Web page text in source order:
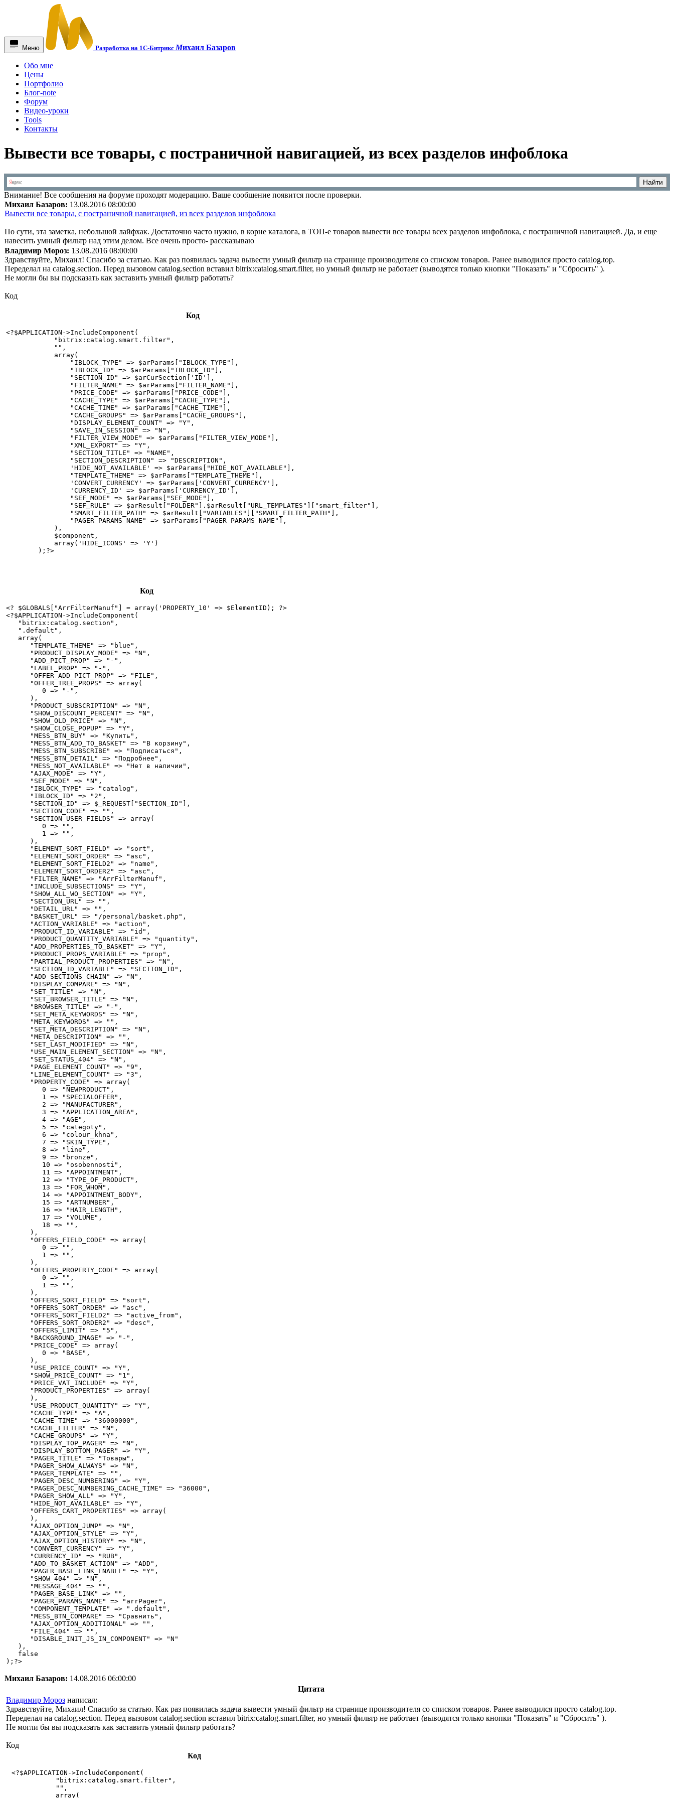
Меню Разработка на 1С-БитриксМихаил Базаров
Обо мне
Цены
Портфолио
Блог-note
Форум
Видео-уроки
Tools
Контакты
Вывести все товары, с постраничной навигацией, из всех разделов инфоблока
Внимание! Все сообщения на форуме проходят модерацию. Ваше сообщение появится после проверки.
Михаил Базаров: 13.08.2016 08:00:00
Вывести все товары, с постраничной навигацией, из всех разделов инфоблока
По сути, эта заметка, небольшой лайфхак. Достаточно часто нужно, в корне каталога, в ТОП-е товаров вывести все товары всех разделов инфоблока, с постраничной навигацией. Да, и еще
навесить умный фильтр над этим делом. Все очень просто- рассказываю
Владимир Мороз: 13.08.2016 08:00:00
Здравствуйте, Михаил! Спасибо за статью. Как раз появилась задача вывести умный фильтр на странице производителя со списком товаров. Ранее выводился просто catalog.top.
Переделал на сatalog.section. Перед вызовом сatalog.section вставил bitrix:catalog.smart.filter, но умный фильтр не работает (выводятся только кнопки "Показать" и "Сбросить" ).
Не могли бы вы подсказать как заставить умный фильтр работать?
Код
Код
<?$APPLICATION->IncludeComponent(
"bitrix:catalog.smart.filter",
"",
array(
"IBLOCK_TYPE" => $arParams["IBLOCK_TYPE"],
"IBLOCK_ID" => $arParams["IBLOCK_ID"],
"SECTION_ID" => $arCurSection['ID'],
"FILTER_NAME" => $arParams["FILTER_NAME"],
"PRICE_CODE" => $arParams["PRICE_CODE"],
"CACHE_TYPE" => $arParams["CACHE_TYPE"],
"CACHE_TIME" => $arParams["CACHE_TIME"],
"CACHE_GROUPS" => $arParams["CACHE_GROUPS"],
"DISPLAY_ELEMENT_COUNT" => "Y",
"SAVE_IN_SESSION" => "N",
"FILTER_VIEW_MODE" => $arParams["FILTER_VIEW_MODE"],
"XML_EXPORT" => "Y",
"SECTION_TITLE" => "NAME",
"SECTION_DESCRIPTION" => "DESCRIPTION",
'HIDE_NOT_AVAILABLE' => $arParams["HIDE_NOT_AVAILABLE"],
"TEMPLATE_THEME" => $arParams["TEMPLATE_THEME"],
'CONVERT_CURRENCY' => $arParams['CONVERT_CURRENCY'],
'CURRENCY_ID' => $arParams['CURRENCY_ID'],
"SEF_MODE" => $arParams["SEF_MODE"],
"SEF_RULE" => $arResult["FOLDER"].$arResult["URL_TEMPLATES"]["smart_filter"],
"SMART_FILTER_PATH" => $arResult["VARIABLES"]["SMART_FILTER_PATH"],
"PAGER_PARAMS_NAME" => $arParams["PAGER_PARAMS_NAME"],
),
$component,
array('HIDE_ICONS' => 'Y')
);?>
Код
<? $GLOBALS["ArrFilterManuf"] = array('PROPERTY_10' => $ElementID); ?>
<?$APPLICATION->IncludeComponent(
"bitrix:catalog.section",
".default",
array(
"TEMPLATE_THEME" => "blue",
"PRODUCT_DISPLAY_MODE" => "N",
"ADD_PICT_PROP" => "-",
"LABEL_PROP" => "-",
"OFFER_ADD_PICT_PROP" => "FILE",
"OFFER_TREE_PROPS" => array(
0 => "-",
),
"PRODUCT_SUBSCRIPTION" => "N",
"SHOW_DISCOUNT_PERCENT" => "N",
"SHOW_OLD_PRICE" => "N",
"SHOW_CLOSE_POPUP" => "Y",
"MESS_BTN_BUY" => "Купить",
"MESS_BTN_ADD_TO_BASKET" => "В корзину",
"MESS_BTN_SUBSCRIBE" => "Подписаться",
"MESS_BTN_DETAIL" => "Подробнее",
"MESS_NOT_AVAILABLE" => "Нет в наличии",
"AJAX_MODE" => "Y",
"SEF_MODE" => "N",
"IBLOCK_TYPE" => "catalog",
"IBLOCK_ID" => "2",
"SECTION_ID" => $_REQUEST["SECTION_ID"],
"SECTION_CODE" => "",
"SECTION_USER_FIELDS" => array(
0 => "",
1 => "",
),
"ELEMENT_SORT_FIELD" => "sort",
"ELEMENT_SORT_ORDER" => "asc",
"ELEMENT_SORT_FIELD2" => "name",
"ELEMENT_SORT_ORDER2" => "asc",
"FILTER_NAME" => "ArrFilterManuf",
"INCLUDE_SUBSECTIONS" => "Y",
"SHOW_ALL_WO_SECTION" => "Y",
"SECTION_URL" => "",
"DETAIL_URL" => "",
"BASKET_URL" => "/personal/basket.php",
"ACTION_VARIABLE" => "action",
"PRODUCT_ID_VARIABLE" => "id",
"PRODUCT_QUANTITY_VARIABLE" => "quantity",
"ADD_PROPERTIES_TO_BASKET" => "Y",
"PRODUCT_PROPS_VARIABLE" => "prop",
"PARTIAL_PRODUCT_PROPERTIES" => "N",
"SECTION_ID_VARIABLE" => "SECTION_ID",
"ADD_SECTIONS_CHAIN" => "N",
"DISPLAY_COMPARE" => "N",
"SET_TITLE" => "N",
"SET_BROWSER_TITLE" => "N",
"BROWSER_TITLE" => "-",
"SET_META_KEYWORDS" => "N",
"META_KEYWORDS" => "",
"SET_META_DESCRIPTION" => "N",
"META_DESCRIPTION" => "",
"SET_LAST_MODIFIED" => "N",
"USE_MAIN_ELEMENT_SECTION" => "N",
"SET_STATUS_404" => "N",
"PAGE_ELEMENT_COUNT" => "9",
"LINE_ELEMENT_COUNT" => "3",
"PROPERTY_CODE" => array(
0 => "NEWPRODUCT",
1 => "SPECIALOFFER",
2 => "MANUFACTURER",
3 => "APPLICATION_AREA",
4 => "AGE",
5 => "categoty",
6 => "colour_khna",
7 => "SKIN_TYPE",
8 => "line",
9 => "bronze",
10 => "osobennosti",
11 => "APPOINTMENT",
12 => "TYPE_OF_PRODUCT",
13 => "FOR_WHOM",
14 => "APPOINTMENT_BODY",
15 => "ARTNUMBER",
16 => "HAIR_LENGTH",
17 => "VOLUME",
18 => "",
),
"OFFERS_FIELD_CODE" => array(
0 => "",
1 => "",
),
"OFFERS_PROPERTY_CODE" => array(
0 => "",
1 => "",
),
"OFFERS_SORT_FIELD" => "sort",
"OFFERS_SORT_ORDER" => "asc",
"OFFERS_SORT_FIELD2" => "active_from",
"OFFERS_SORT_ORDER2" => "desc",
"OFFERS_LIMIT" => "5",
"BACKGROUND_IMAGE" => "-",
"PRICE_CODE" => array(
0 => "BASE",
),
"USE_PRICE_COUNT" => "Y",
"SHOW_PRICE_COUNT" => "1",
"PRICE_VAT_INCLUDE" => "Y",
"PRODUCT_PROPERTIES" => array(
),
"USE_PRODUCT_QUANTITY" => "Y",
"CACHE_TYPE" => "A",
"CACHE_TIME" => "36000000",
"CACHE_FILTER" => "N",
"CACHE_GROUPS" => "Y",
"DISPLAY_TOP_PAGER" => "N",
"DISPLAY_BOTTOM_PAGER" => "Y",
"PAGER_TITLE" => "Товары",
"PAGER_SHOW_ALWAYS" => "N",
"PAGER_TEMPLATE" => "",
"PAGER_DESC_NUMBERING" => "Y",
"PAGER_DESC_NUMBERING_CACHE_TIME" => "36000",
"PAGER_SHOW_ALL" => "Y",
"HIDE_NOT_AVAILABLE" => "Y",
"OFFERS_CART_PROPERTIES" => array(
),
"AJAX_OPTION_JUMP" => "N",
"AJAX_OPTION_STYLE" => "Y",
"AJAX_OPTION_HISTORY" => "N",
"CONVERT_CURRENCY" => "Y",
"CURRENCY_ID" => "RUB",
"ADD_TO_BASKET_ACTION" => "ADD",
"PAGER_BASE_LINK_ENABLE" => "Y",
"SHOW_404" => "N",
"MESSAGE_404" => "",
"PAGER_BASE_LINK" => "",
"PAGER_PARAMS_NAME" => "arrPager",
"COMPONENT_TEMPLATE" => ".default",
"MESS_BTN_COMPARE" => "Сравнить",
"AJAX_OPTION_ADDITIONAL" => "",
"FILE_404" => "",
"DISABLE_INIT_JS_IN_COMPONENT" => "N"
),
false
);?>
Михаил Базаров: 14.08.2016 06:00:00
Цитата
Владимир Мороз написал:
Здравствуйте, Михаил! Спасибо за статью. Как раз появилась задача вывести умный фильтр на странице производителя со списком товаров. Ранее выводился просто catalog.top.
Переделал на сatalog.section. Перед вызовом сatalog.section вставил bitrix:catalog.smart.filter, но умный фильтр не работает (выводятся только кнопки "Показать" и "Сбросить" ).
Не могли бы вы подсказать как заставить умный фильтр работать?
Код
Код
<?$APPLICATION->IncludeComponent(
"bitrix:catalog.smart.filter",
"",
array(